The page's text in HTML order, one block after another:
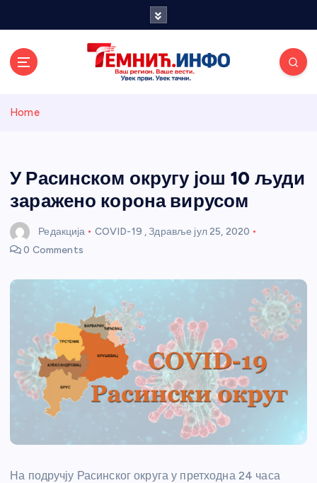
и портал
Home
У Расинском округу још 10 људи
заражено корона вирусом
Редакција COVID-19 ,Здравље јул 25, 2020
0 Comments
На подручју Расинског округа у претходна 24 часа